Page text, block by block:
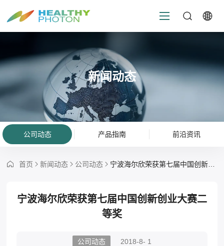
新闻动态
公司动态 产品指南 前沿资讯
首页 新闻动态 公司动态 宁波海尔欣荣获第七届中国创新创业大赛二等奖
宁波海尔欣荣获第七届中国创新创业大赛二
等奖
公司动态 2018-8- 1